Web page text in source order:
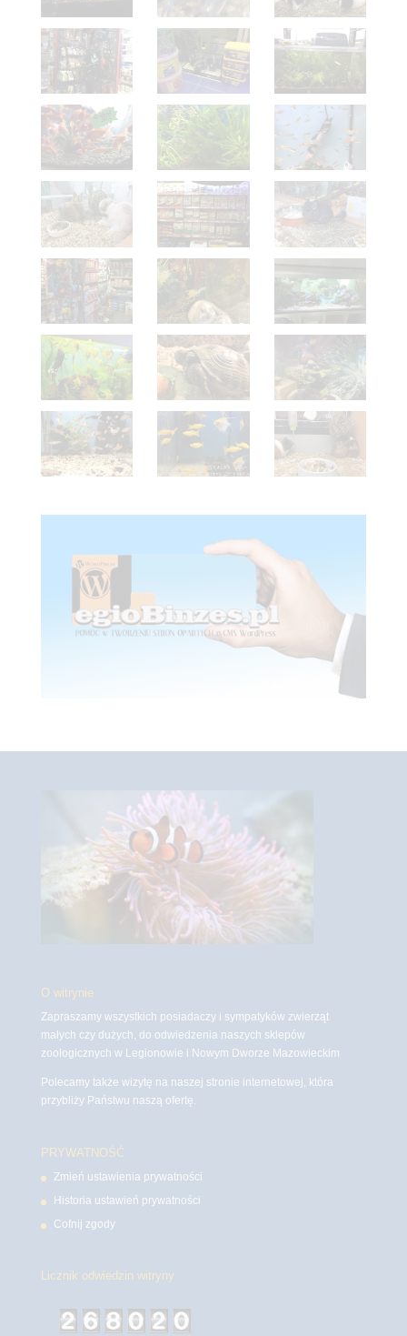
O witrynie
Zapraszamy wszystkich posiadaczy i sympatyków zwierząt
małych czy dużych, do odwiedzenia naszych sklepów
zoologicznych w Legionowie i Nowym Dworze Mazowieckim
Polecamy także wizytę na naszej stronie internetowej, która
przybliży Państwu naszą ofertę.
PRYWATNOŚĆ
Zmień ustawienia prywatności
Historia ustawień prywatności
Cofnij zgody
Licznik odwiedzin witryny